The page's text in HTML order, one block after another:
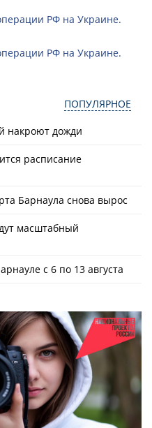
РФ на Украине.
РФ на Украине.
ПОПУЛЯРНОЕ
накроют дожди
расписание
Барнаула снова вырос
масштабный
с 6 по 13 августа